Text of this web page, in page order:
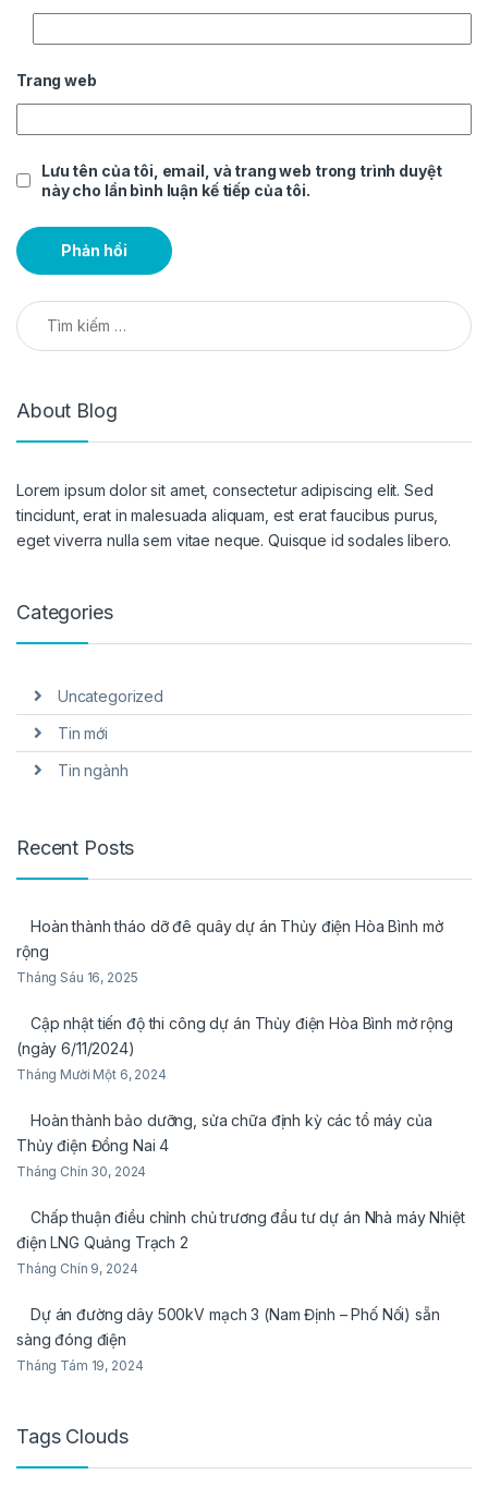
Trang web
Lưu tên của tôi, email, và trang web trong trình duyệt
này cho lần bình luận kế tiếp của tôi.
Tìm kiếm cho:
About Blog
Lorem ipsum dolor sit amet, consectetur adipiscing elit. Sed
tincidunt, erat in malesuada aliquam, est erat faucibus purus,
eget viverra nulla sem vitae neque. Quisque id sodales libero.
Categories
Uncategorized
Tin mới
Tin ngành
Recent Posts
Hoàn thành tháo dỡ đê quây dự án Thủy điện Hòa Bình mở
rộng
Tháng Sáu 16, 2025
Cập nhật tiến độ thi công dự án Thủy điện Hòa Bình mở rộng
(ngày 6/11/2024)
Tháng Mười Một 6, 2024
Hoàn thành bảo dưỡng, sửa chữa định kỳ các tổ máy của
Thủy điện Đồng Nai 4
Tháng Chín 30, 2024
Chấp thuận điều chỉnh chủ trương đầu tư dự án Nhà máy Nhiệt
điện LNG Quảng Trạch 2
Tháng Chín 9, 2024
Dự án đường dây 500kV mạch 3 (Nam Định – Phố Nối) sẵn
sàng đóng điện
Tháng Tám 19, 2024
Tags Clouds